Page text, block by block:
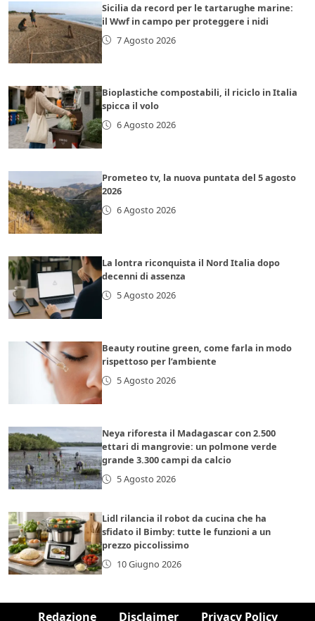
Sicilia da record per le tartarughe marine:
il Wwf in campo per proteggere i nidi
7 Agosto 2026
Bioplastiche compostabili, il riciclo in Italia
spicca il volo
6 Agosto 2026
Prometeo tv, la nuova puntata del 5 agosto
2026
6 Agosto 2026
La lontra riconquista il Nord Italia dopo
decenni di assenza
5 Agosto 2026
Beauty routine green, come farla in modo
rispettoso per l’ambiente
5 Agosto 2026
Neya riforesta il Madagascar con 2.500
ettari di mangrovie: un polmone verde
grande 3.300 campi da calcio
5 Agosto 2026
Lidl rilancia il robot da cucina che ha
sfidato il Bimby: tutte le funzioni a un
prezzo piccolissimo
10 Giugno 2026
Redazione Disclaimer Privacy Policy